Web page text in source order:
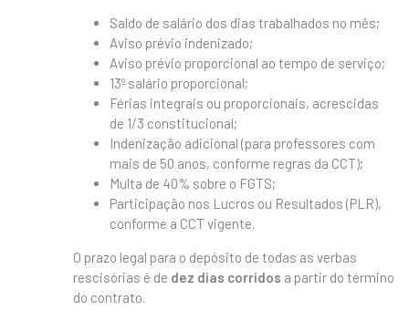
Saldo de salário dos dias trabalhados no mês;
Aviso prévio indenizado;
Aviso prévio proporcional ao tempo de serviço;
13º salário proporcional;
Férias integrais ou proporcionais, acrescidas
de 1/3 constitucional;
Indenização adicional (para professores com
mais de 50 anos, conforme regras da CCT);
Multa de 40% sobre o FGTS;
Participação nos Lucros ou Resultados (PLR),
conforme a CCT vigente.
O prazo legal para o depósito de todas as verbas
rescisórias é de dez dias corridos a partir do término
do contrato.